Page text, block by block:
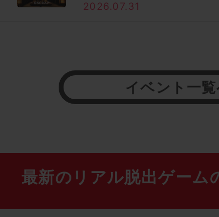
2026.07.31
イベント一
最新のリアル脱出ゲーム